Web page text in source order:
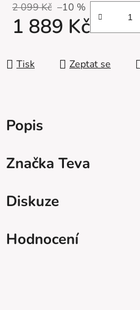
2 099 Kč –10 %
1 889 Kč
Tisk Zeptat se
Popis
Značka Teva
Diskuze
Hodnocení